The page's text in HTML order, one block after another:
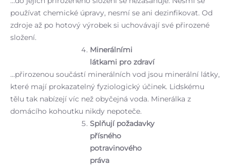
používat chemické úpravy, nesmí se ani dezinfikovat. Od
zdroje až po hotový výrobek si uchovávají své přirozené
složení.
Minerálními
látkami pro zdraví
…přirozenou součástí minerálních vod jsou minerální látky,
které mají prokazatelný fyziologický účinek. Lidskému
tělu tak nabízejí víc než obyčejná voda. Minerálka z
domácího kohoutku nikdy nepoteče.
Splňují požadavky
přísného
potravinového
práva